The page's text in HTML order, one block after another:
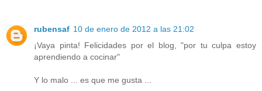
rubensaf 10 de enero de 2012 a las 21:02
¡Vaya pinta! Felicidades por el blog, "por tu culpa estoy
aprendiendo a cocinar"
Y lo malo ... es que me gusta ...